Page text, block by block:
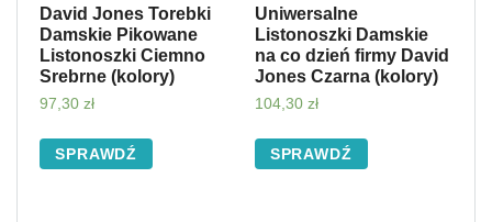
David Jones Torebki
Damskie Pikowane
Listonoszki Ciemno
Srebrne (kolory)
97,30 zł
SPRAWDŹ
Uniwersalne
Listonoszki Damskie
na co dzień firmy David
Jones Czarna (kolory)
104,30 zł
SPRAWDŹ